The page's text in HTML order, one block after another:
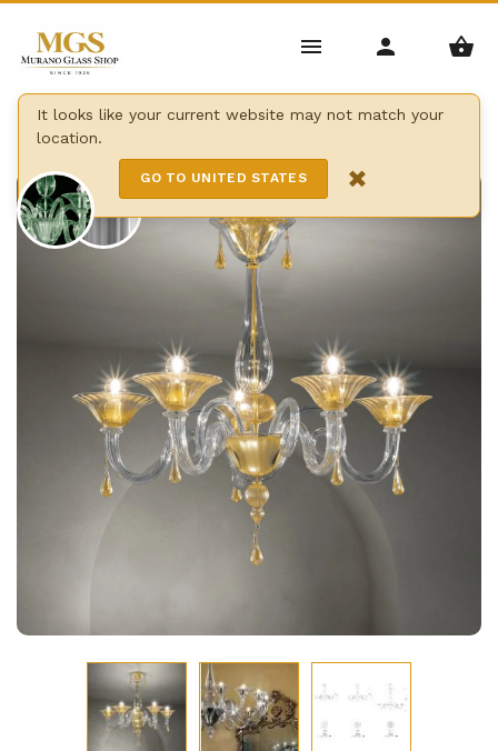
It looks like your current website may not match your
location.
GO TO UNITED STATES ×
Home / Kronleuchter / Moderne Kronleuchter /
Dolfin kronleuchter